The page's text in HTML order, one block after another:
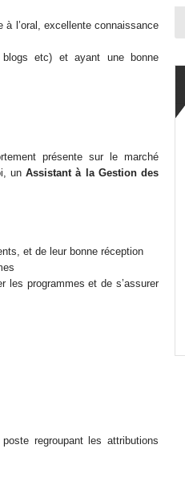
à l’oral, excellente connaissance
etc) et ayant une bonne
présente sur le marché
unAssistant à la Gestion des
et de leur bonne réception
programmes et de s’assurer
regroupant les attributions